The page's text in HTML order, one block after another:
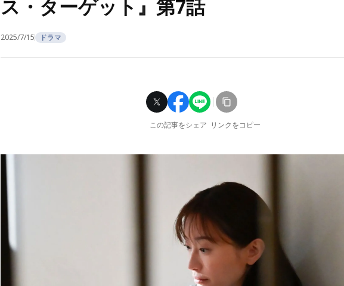
ス・ターゲット』第7話
2025/7/15 ドラマ
この記事をシェア リンクをコピー